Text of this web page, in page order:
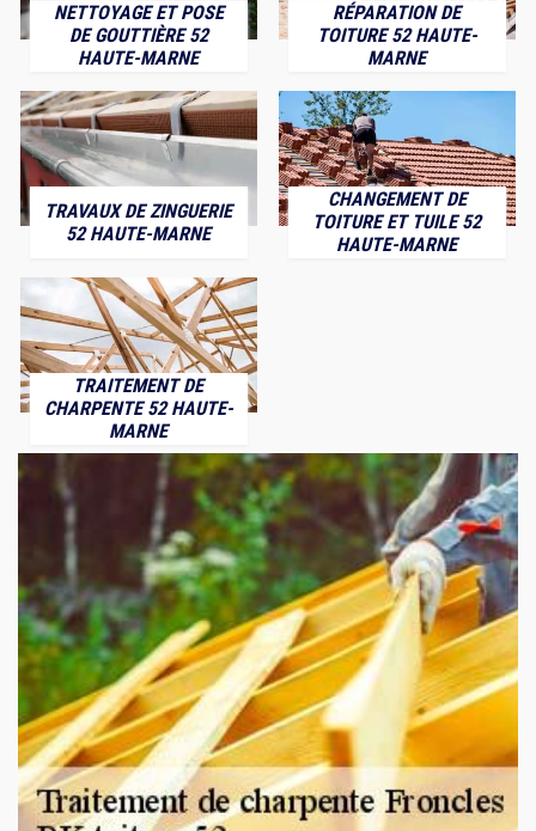
NETTOYAGE ET POSE
DE GOUTTIÈRE 52
HAUTE-MARNE
RÉPARATION DE
TOITURE 52 HAUTE-
MARNE
TRAVAUX DE ZINGUERIE
52 HAUTE-MARNE
CHANGEMENT DE
TOITURE ET TUILE 52
HAUTE-MARNE
TRAITEMENT DE
CHARPENTE 52 HAUTE-
MARNE